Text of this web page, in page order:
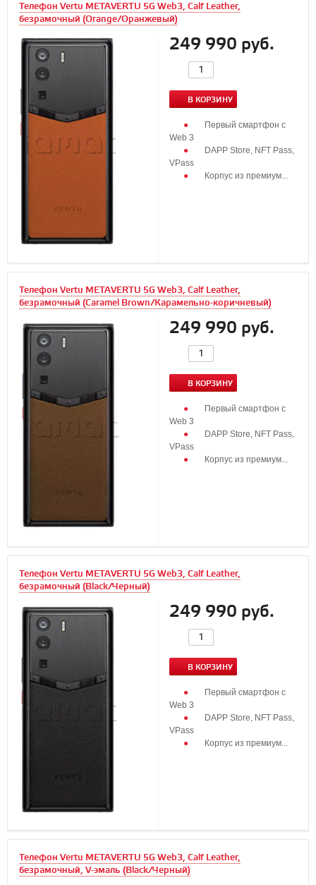
Телефон Vertu METAVERTU 5G Web3, Calf Leather,
безрамочный (Orange/Оранжевый)
249 990 руб.
В КОРЗИНУ
Первый смартфон с
Web 3
DAPP Store, NFT Pass,
VPass
Корпус из премиум...
Телефон Vertu METAVERTU 5G Web3, Calf Leather,
безрамочный (Caramel Brown/Карамельно-коричневый)
249 990 руб.
В КОРЗИНУ
Первый смартфон с
Web 3
DAPP Store, NFT Pass,
VPass
Корпус из премиум...
Телефон Vertu METAVERTU 5G Web3, Calf Leather,
безрамочный (Black/Черный)
249 990 руб.
В КОРЗИНУ
Первый смартфон с
Web 3
DAPP Store, NFT Pass,
VPass
Корпус из премиум...
Телефон Vertu METAVERTU 5G Web3, Calf Leather,
безрамочный, V-эмаль (Black/Черный)